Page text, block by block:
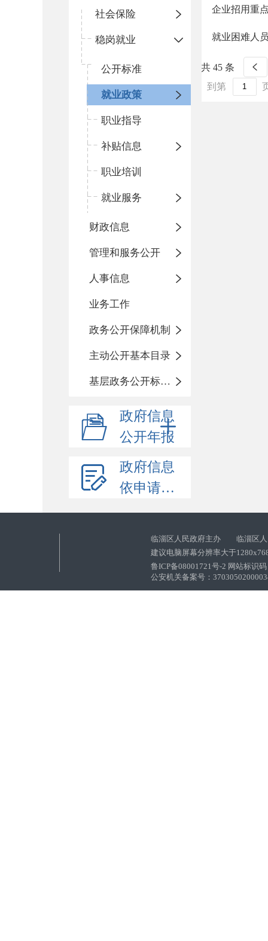
社会保险
稳岗就业
公开标准
就业政策
职业指导
补贴信息
职业培训
就业服务
财政信息
管理和服务公开
人事信息
业务工作
政务公开保障机制
主动公开基本目录
基层政务公开标准化目录
政府信息
公开年报
政府信息
依申请公开
企业招用重
就业困难人
共 45 条
到第
临淄区人民政府主办 临淄区人
建议电脑屏幕分辨率大于
鲁ICP备08001721号-2 网站标识
公安机关备案号：